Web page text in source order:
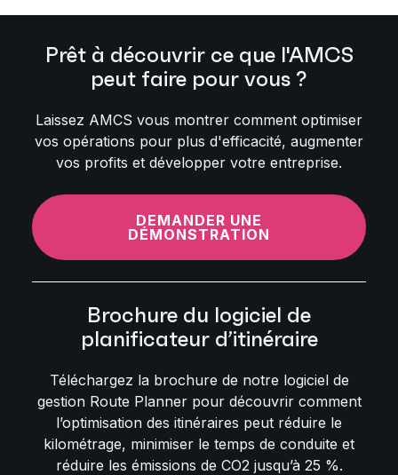
Prêt à découvrir ce que l'AMCS
peut faire pour vous ?
Laissez AMCS vous montrer comment optimiser
vos opérations pour plus d'efficacité, augmenter
vos profits et développer votre entreprise.
DEMANDER UNE
DÉMONSTRATION
Brochure du logiciel de
planificateur d’itinéraire
Téléchargez la brochure de notre logiciel de
gestion Route Planner pour découvrir comment
l’optimisation des itinéraires peut réduire le
kilométrage, minimiser le temps de conduite et
réduire les émissions de CO2 jusqu’à 25 %.